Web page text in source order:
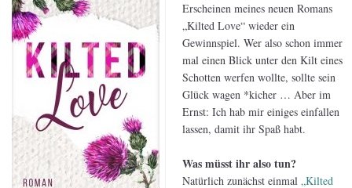
Erscheinen meines neuen Romans
„Kilted Love“ wieder ein
Gewinnspiel. Wer also schon immer
mal einen Blick unter den Kilt eines
Schotten werfen wollte, sollte sein
Glück wagen *kicher … Aber im
Ernst: Ich hab mir einiges einfallen
lassen, damit ihr Spaß habt.
Was müsst ihr also tun?
Natürlich zunächst einmal „Kilted